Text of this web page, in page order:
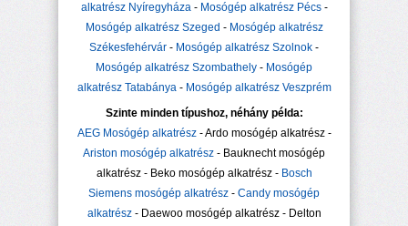
alkatrész Nyíregyháza- Mosógép alkatrész Pécs-
Mosógép alkatrész Szeged - Mosógép alkatrész
Székesfehérvár - Mosógép alkatrész Szolnok -
Mosógép alkatrész Szombathely - Mosógép
alkatrész Tatabánya- Mosógép alkatrész Veszprém
Szinte minden típushoz, néhány példa:
AEG Mosógép alkatrész- Ardo mosógép alkatrész -
Ariston mosógép alkatrész - Bauknecht mosógép
alkatrész - Beko mosógép alkatrész - Bosch
Siemens mosógép alkatrész - Candy mosógép
alkatrész- Daewoo mosógép alkatrész - Delton